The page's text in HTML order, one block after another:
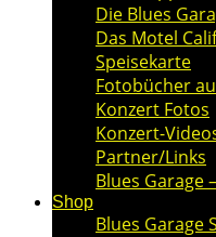
Die Blues
Das Motel
Speisekarte
Fotobücher
Konzert Fotos
Konzert-
Partner/Links
Blues Garage
Shop
Blues Garage